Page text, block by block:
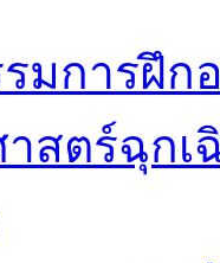
มการฝึก
สตร์ฉุกเ